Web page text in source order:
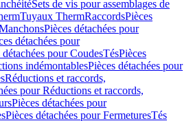
Sets de vis pour assemblages de
Tuyaux ThermRaccordsPièces
Pièces détachées pour
détachées pour
détachées pour CoudesTésPièces
indémontablesPièces détachées pour
Réductions et raccords,
pour Réductions et raccords,
Pièces détachées pour
Pièces détachées pour FermeturesTés